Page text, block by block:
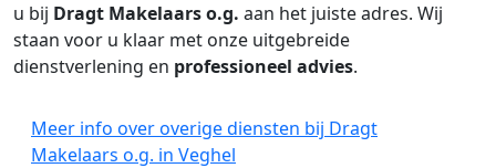
u bij Dragt Makelaars o.g. aan het juiste adres. Wij
staan voor u klaar met onze uitgebreide
dienstverlening en professioneel advies.
Meer info over overige diensten bij Dragt
Makelaars o.g. in Veghel